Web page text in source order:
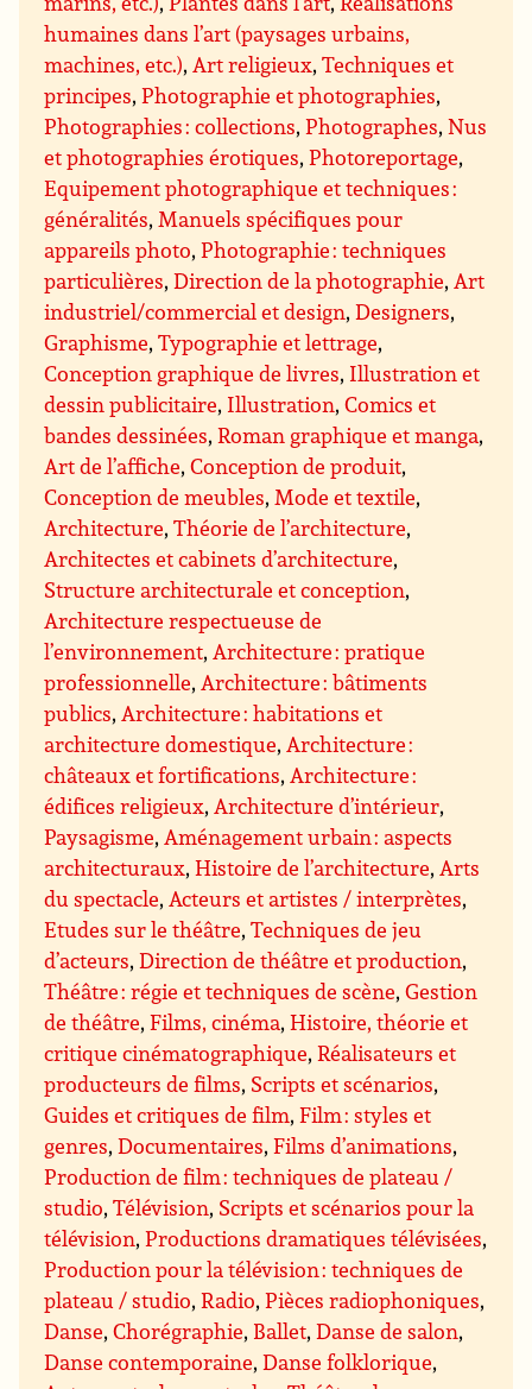
humaines dans l’art (paysages urbains,
machines, etc.),Art religieux,Techniques et
principes,Photographie et photographies,
Photographies : collections,Photographes,Nus
et photographies érotiques,Photoreportage,
Equipement photographique et techniques :
généralités,Manuels spécifiques pour
appareils photo,Photographie : techniques
particulières,Direction de la photographie,Art
industriel/commercial et design,Designers,
Graphisme,Typographie et lettrage,
Conception graphique de livres, Illustration et
dessin publicitaire, Illustration,Comics et
bandes dessinées,Roman graphique et manga,
Art de l’affiche,Conception de produit,
Conception de meubles,Mode et textile,
Architecture,Théorie de l’architecture,
Architectes et cabinets d’architecture,
Structure architecturale et conception,
Architecture respectueuse de
l’environnement,Architecture : pratique
professionnelle,Architecture : bâtiments
publics,Architecture : habitations et
architecture domestique,Architecture :
châteaux et fortifications,Architecture :
édifices religieux,Architecture d’intérieur,
Paysagisme,Aménagement urbain : aspects
architecturaux,Histoire de l’architecture,Arts
du spectacle,Acteurs et artistes / interprètes,
Etudes sur le théâtre,Techniques de jeu
d’acteurs,Direction de théâtre et production,
Théâtre : régie et techniques de scène,Gestion
de théâtre,Films, cinéma,Histoire, théorie et
critique cinématographique,Réalisateurs et
producteurs de films, Scripts et scénarios,
Guides et critiques de film,Film : styles et
genres,Documentaires,Films d’animations,
Production de film : techniques de plateau /
studio,Télévision, Scripts et scénarios pour la
télévision,Productions dramatiques télévisées,
Production pour la télévision : techniques de
plateau / studio,Radio,Pièces radiophoniques,
Danse,Chorégraphie, Ballet,Danse de salon,
Danse contemporaine,Danse folklorique,